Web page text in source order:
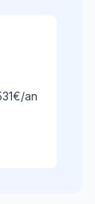
an